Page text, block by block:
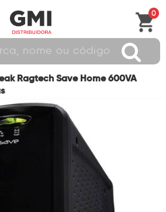
0
Ragtech Save Home 600VA